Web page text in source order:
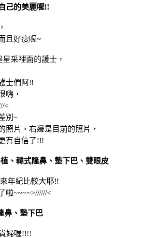
己的美麗喔!!
且好瘦喔~
采裡面的護士，
士們阿!!
嗨，
<
別~
照片，右邊是目前的照片，
有自信了!!!
、韓式隆鼻、墊下巴、雙眼皮
年紀比較大耶!!
啦~~~~>//////<
鼻、墊下巴
婦喔!!!!